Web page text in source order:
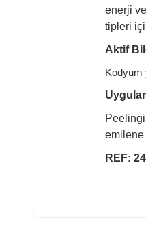
enerji
tipleri
Aktif
Kodyum
emilene
REF: